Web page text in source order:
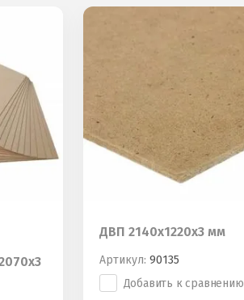
ДВП 2140х1220х3 мм
Артикул: 90135
Добавить к сравнению